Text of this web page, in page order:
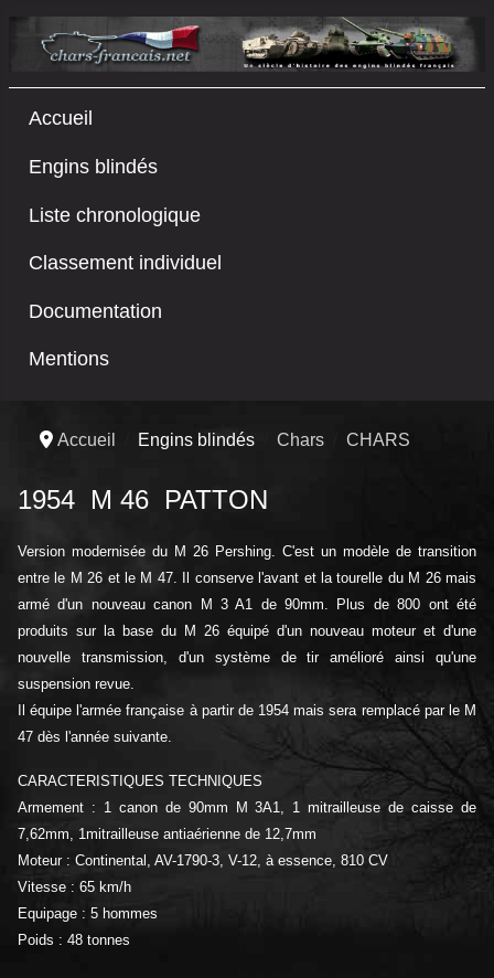
Accueil
Engins blindés
Liste chronologique
Classement individuel
Documentation
Mentions
Accueil Engins blindés Chars CHARS
1954 M 46 PATTON
Version modernisée du M 26 Pershing. C'est un modèle de transition
entre le M 26 et le M 47. Il conserve l'avant et la tourelle du M 26 mais
armé d'un nouveau canon M 3 A1 de 90mm. Plus de 800 ont été
produits sur la base du M 26 équipé d'un nouveau moteur et d'une
nouvelle transmission, d'un système de tir amélioré ainsi qu'une
suspension revue.
Il équipe l'armée française à partir de 1954 mais sera remplacé par le M
47 dès l'année suivante.
CARACTERISTIQUES TECHNIQUES
Armement : 1 canon de 90mm M 3A1, 1 mitrailleuse de caisse de
7,62mm, 1mitrailleuse antiaérienne de 12,7mm
Moteur : Continental, AV-1790-3, V-12, à essence, 810 CV
Vitesse : 65 km/h
Equipage : 5 hommes
Poids : 48 tonnes